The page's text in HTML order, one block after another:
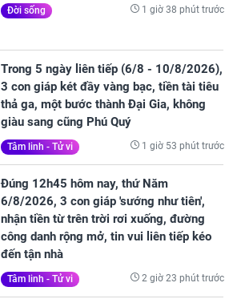
Đời sống 1 giờ 38 phút trước
Trong 5 ngày liên tiếp (6/8 - 10/8/2026),
3 con giáp két đầy vàng bạc, tiền tài tiêu
thả ga, một bước thành Đại Gia, không
giàu sang cũng Phú Quý
Tâm linh - Tử vi 1 giờ 53 phút trước
Đúng 12h45 hôm nay, thứ Năm
6/8/2026, 3 con giáp 'sướng như tiên',
nhận tiền từ trên trời rơi xuống, đường
công danh rộng mở, tin vui liên tiếp kéo
đến tận nhà
Tâm linh - Tử vi 2 giờ 23 phút trước